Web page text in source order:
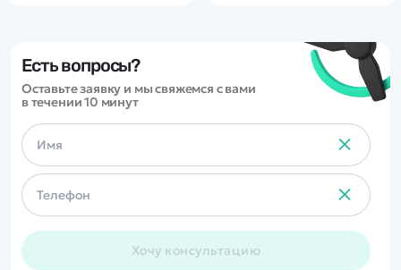
Есть вопросы?
Оставьте заявку и мы свяжемся с вами
в течении 10 минут
Хочу консультацию